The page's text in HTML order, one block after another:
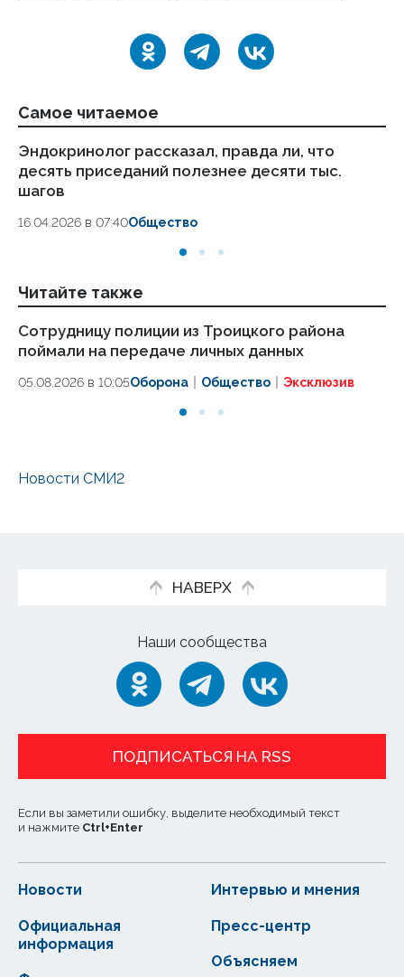
Самое читаемое
Эндокринолог рассказал, правда ли, что
десять приседаний полезнее десяти тыс.
шагов
16.04.2026 в 07:40Общество
Читайте также
Сотрудницу полиции из Троицкого района
поймали на передаче личных данных
05.08.2026 в 10:05Оборона Общество Эксклюзив
Новости СМИ2
НАВЕРХ
Наши сообщества
ПОДПИСАТЬСЯ НА RSS
Если вы заметили ошибку, выделите необходимый текст
и нажмите Ctrl+Enter
Новости
Официальная
информация
Интервью и мнения
Пресс-центр
Объясняем